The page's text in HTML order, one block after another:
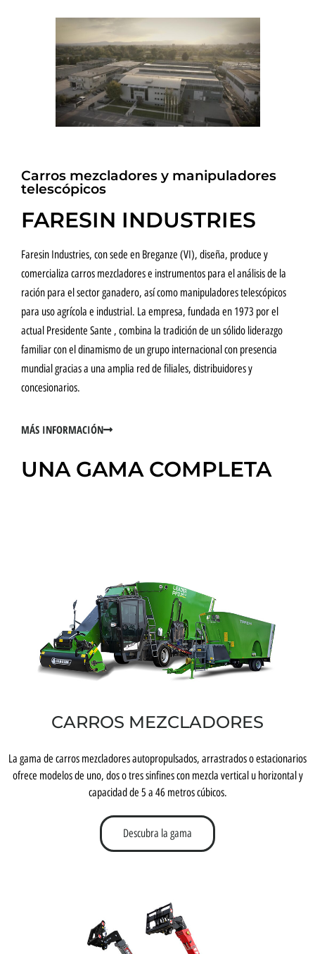
ELEVADORES TELESCÓPICOS
FULL ELECTRIC
Carros mezcladores y manipuladores
telescópicos
FARESIN INDUSTRIES
Faresin Industries, con sede en Breganze (VI), diseña, produce y
comercializa carros mezcladores e instrumentos para el análisis de la
ración para el sector ganadero, así como manipuladores telescópicos
para uso agrícola e industrial. La empresa, fundada en 1973 por el
actual Presidente Sante , combina la tradición de un sólido liderazgo
familiar con el dinamismo de un grupo internacional con presencia
mundial gracias a una amplia red de filiales, distribuidores y
concesionarios.
MÁS INFORMACIÓN
UNA GAMA COMPLETA
CARROS MEZCLADORES
La gama de carros mezcladores autopropulsados, arrastrados o estacionarios
ofrece modelos de uno, dos o tres sinfines con mezcla vertical u horizontal y
capacidad de 5 a 46 metros cúbicos.
Descubra la gama